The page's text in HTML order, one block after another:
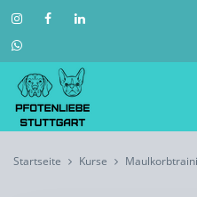
Startseite Kurse